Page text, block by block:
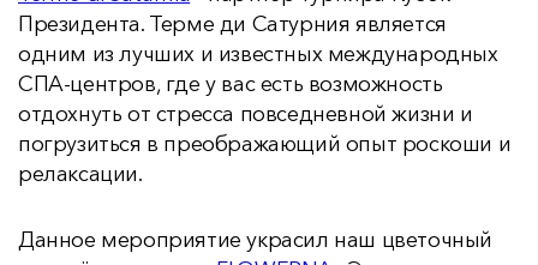
Президента. Терме ди Сатурния является
одним из лучших и известных международных
СПА-центров, где у вас есть возможность
отдохнуть от стресса повседневной жизни и
погрузиться в преображающий опыт роскоши и
релаксации.
Данное мероприятие украсил наш цветочный